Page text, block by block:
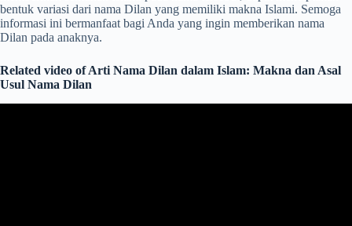
bentuk variasi dari nama Dilan yang memiliki makna Islami. Semoga
informasi ini bermanfaat bagi Anda yang ingin memberikan nama
Dilan pada anaknya.
Related video of Arti Nama Dilan dalam Islam: Makna dan Asal
Usul Nama Dilan